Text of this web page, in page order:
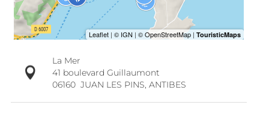
La Mer
41 boulevard Guillaumont
06160 JUAN LES PINS, ANTIBES